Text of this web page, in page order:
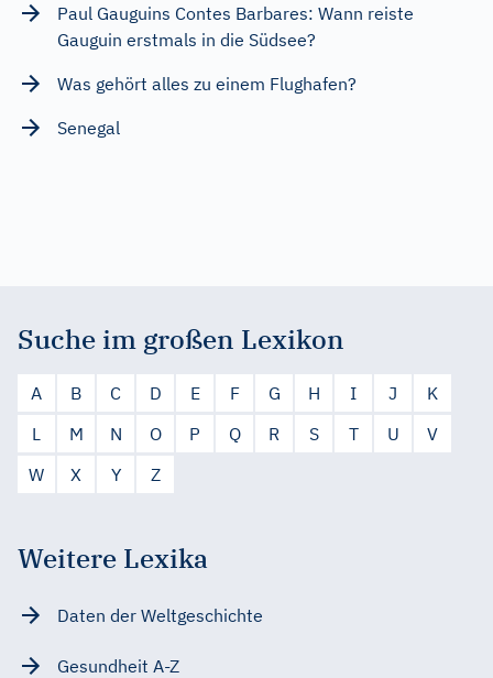
Paul Gauguins Contes Barbares: Wann reiste
Gauguin erstmals in die Südsee?
Was gehört alles zu einem Flughafen?
Senegal
Suche im großen Lexikon
A B C D E F G H I J
K
L
M N O P Q R S T U
V
W
X Y Z
Weitere Lexika
Daten der Weltgeschichte
Gesundheit A-Z